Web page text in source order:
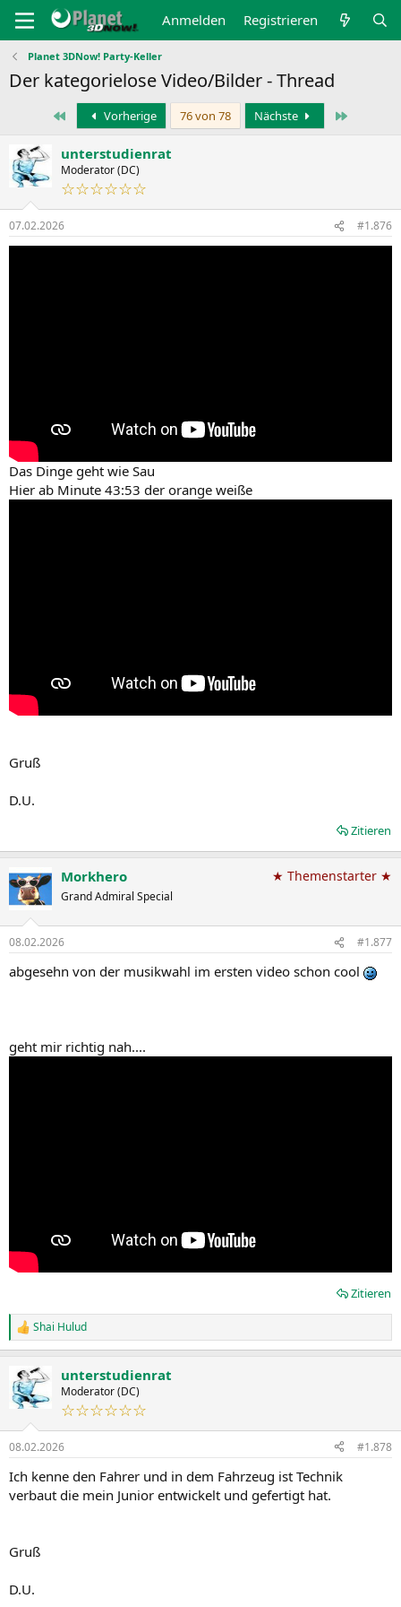
Anmelden Registrieren
Planet 3DNow! Party-Keller
Der kategorielose Video/Bilder - Thread
Erste Vorherige 76 von 78 Nächste
unterstudienrat
Moderator (DC)
☆☆☆☆☆☆
07.02.2026 #1.876
Das Dinge geht wie Sau
Hier ab Minute 43:53 der orange weiße
Gruß
D.U.
Zitieren
Morkhero
Grand Admiral Special
★ Themenstarter ★
08.02.2026 #1.877
abgesehn von der musikwahl im ersten video schon cool
geht mir richtig nah....
Zitieren
R
e
k
t
i
n
e
n
:
Shai Hulud
unterstudienrat
Moderator (DC)
☆☆☆☆☆☆
08.02.2026 #1.878
Ich kenne den Fahrer und in dem Fahrzeug ist Technik
verbaut die mein Junior entwickelt und gefertigt hat.
Gruß
D.U.